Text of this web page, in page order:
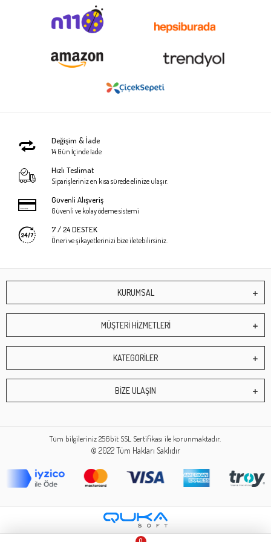
Değişim & İade
14 Gün İçinde İade
Hızlı Teslimat
Siparişleriniz en kısa sürede elinize ulaşır.
Güvenli Alışveriş
Güvenli ve kolay ödeme sistemi
7 / 24 DESTEK
Öneri ve şikayetlerinizi bize iletebilirsiniz.
KURUMSAL
MÜŞTERİ HİZMETLERİ
KATEGORİLER
BİZE ULAŞIN
Tüm bilgileriniz 256bit SSL Sertifikası ile korunmaktadır.
© 2022Tüm Hakları Saklıdır